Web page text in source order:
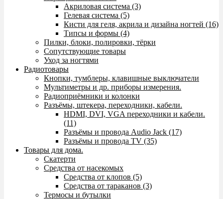
Акриловая система (3)
Гелевая система (5)
Кисти для геля, акрила и дизайна ногтей (16)
Типсы и формы (4)
Пилки, блоки, полировки, тёрки
Сопутствующие товары
Уход за ногтями
Радиотовары
Кнопки, тумблеры, клавишные выключатели
Мультиметры и др. приборы измерения.
Радиоприёмники и колонки
Разъёмы, штекера, переходники, кабели.
HDMI, DVI, VGA переходники и кабели.
(11)
Разъёмы и провода Audio Jack (17)
Разъёмы и провода TV (35)
Товары для дома.
Скатерти
Средства от насекомых
Средства от клопов (5)
Средства от тараканов (3)
Термосы и бутылки